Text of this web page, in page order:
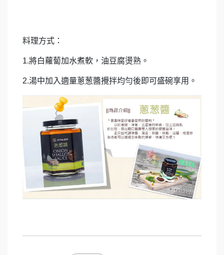
料理方式：
1.將白蘿蔔加水煮軟，油豆腐燙熟。
2.湯中加入適量蔥葱醬攪拌均勻後即可盛碗享用。